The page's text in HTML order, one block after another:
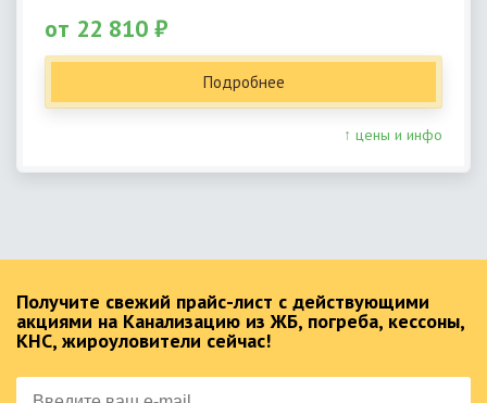
от 22 810 ₽
Подробнее
↑ цены и инфо
Получите свежий прайс-лист с действующими
акциями на Канализацию из ЖБ, погреба, кессоны,
КНС, жироуловители сейчас!